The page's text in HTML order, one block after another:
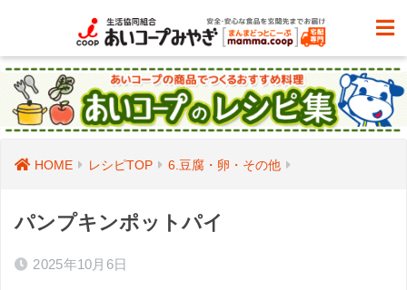
HOME レシピTOP 6.豆腐・卵・その他
パンプキンポットパイ
2025年10月6日